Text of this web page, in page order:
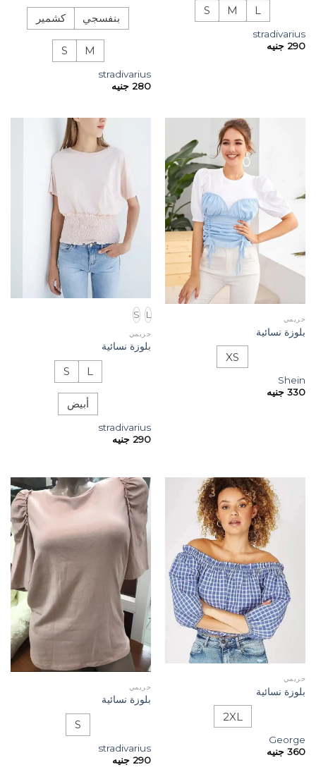
L
M
S
stradivarius
290 جنيه
بنفسجي كشمير
M
S
stradivarius
280 جنيه
حريمي
بلوزة نسائية
XS
Shein
330 جنيه
L
S
حريمي
بلوزة نسائية
L
S
أبيض
stradivarius
290 جنيه
حريمي
بلوزة نسائية
2XL
George
360 جنيه
حريمي
بلوزة نسائية
S
stradivarius
290 جنيه